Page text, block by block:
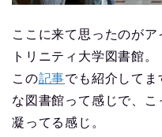
ここに来て思ったのが
トリニティ大学図書館。
この記事でも紹介して
な図書館って感じで、こ
凝ってる感じ。